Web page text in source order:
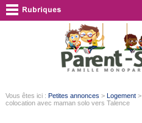
Vous êtes ici : Petites annonces > Logement>
colocation avec maman solo vers Talence